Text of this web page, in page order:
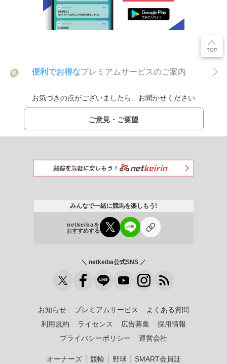
P 便利でお得なプレミアムサービスのご案内
お気づきの点がございましたら、お聞かせください
ご意見・ご要望
みんなで一緒に競馬を楽しもう!
netkeibaを
おすすめする
＼ netkeiba公式SNS ／
お知らせ プレミアムサービス
よくある質問
利用規約
ライセンス 広告募集
採用情報
プライバシーポリシー
運営会社
オーナーズ｜ 競輪 野球｜ SMART会員証